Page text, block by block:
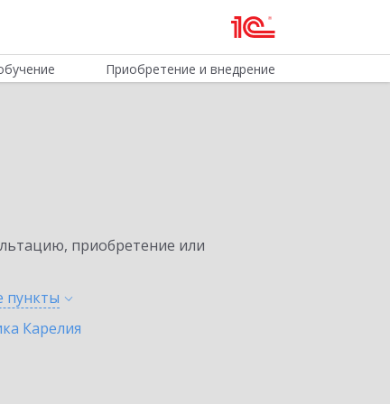
Приобретение и внедрение
приобретение или
пункты
Карелия